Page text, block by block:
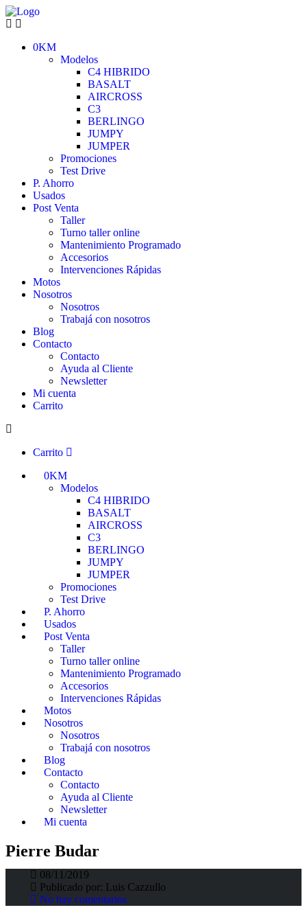
0KM
Modelos
C4 HIBRIDO
BASALT
AIRCROSS
C3
BERLINGO
JUMPY
JUMPER
Promociones
Test Drive
P. Ahorro
Usados
Post Venta
Taller
Turno taller online
Mantenimiento Programado
Accesorios
Intervenciones Rápidas
Motos
Nosotros
Nosotros
Trabajá con nosotros
Blog
Contacto
Contacto
Ayuda al Cliente
Newsletter
Mi cuenta
Carrito
Carrito
0KM
Modelos
C4 HIBRIDO
BASALT
AIRCROSS
C3
BERLINGO
JUMPY
JUMPER
Promociones
Test Drive
P. Ahorro
Usados
Post Venta
Taller
Turno taller online
Mantenimiento Programado
Accesorios
Intervenciones Rápidas
Motos
Nosotros
Nosotros
Trabajá con nosotros
Blog
Contacto
Contacto
Ayuda al Cliente
Newsletter
Mi cuenta
Pierre Budar
Fortunato Fortino >
08/11/2019
Publicado por: Luis Cazzullo
No hay comentarios